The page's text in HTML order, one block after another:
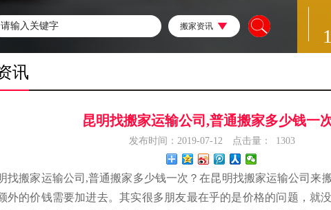
搬家资讯
讯
昆明找搬家运输公司,普通搬家多少钱一
发布时间：2019-07-12 点击量： 1303
搬家运输公司,普通搬家多少钱一次？在昆明找搬家运输公司来搬
外的价钱需要加进去。其实很多朋友最在乎的是价格的问题，就